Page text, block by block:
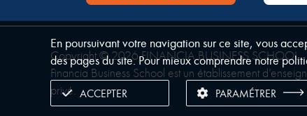
Copyright © 2026 FINANCIA BUSINESS SCHOOL.
Financia Business School est un établissement
privé.
En poursuivant votre navigation sur ce site, vous
des pages du site. Pour mieux comprendre notre
ACCEPTER PARAMÉTRER